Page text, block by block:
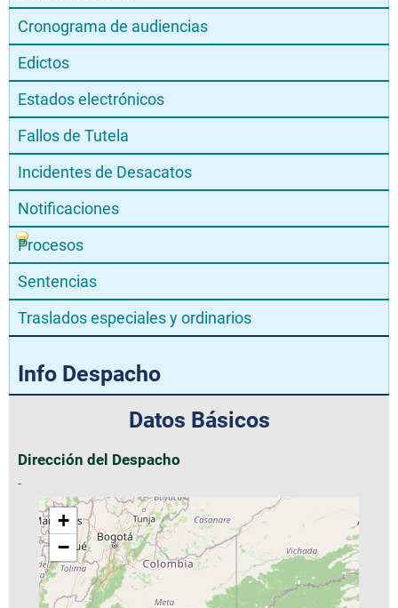
Cronograma de audiencias
Edictos
Estados electrónicos
Fallos de Tutela
Incidentes de Desacatos
Notificaciones
Procesos
Sentencias
Traslados especiales y ordinarios
Info Despacho
Datos Básicos
Dirección del Despacho
-
+
−